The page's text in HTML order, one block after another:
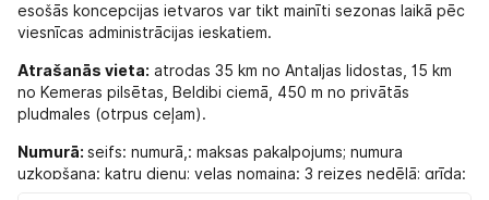
esošās koncepcijas ietvaros var tikt mainīti sezonas laikā pēc
viesnīcas administrācijas ieskatiem.
Atrašanās vieta: atrodas 35 km no Antaljas lidostas, 15 km
no Kemeras pilsētas, Beldibi ciemā, 450 m no privātās
pludmales (otrpus ceļam).
Numurā: seifs: numurā,: maksas pakalpojums; numura
uzkopšana: katru dienu; veļas nomaiņa: 3 reizes nedēļā; grīda: